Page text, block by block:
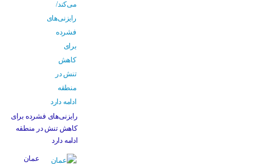
رایزنی‌های فشرده برای
کاهش تنش در منطقه
ادامه دارد
عمان